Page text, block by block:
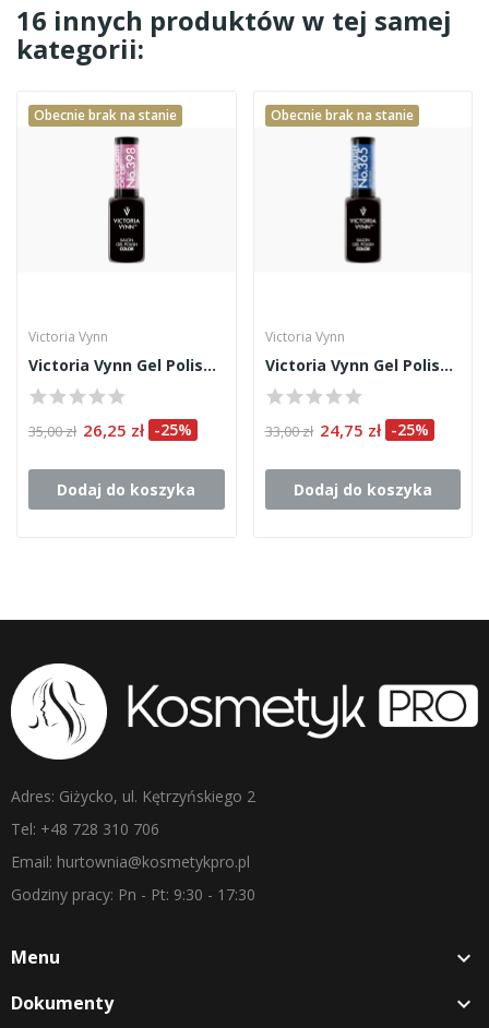
16 innych produktów w tej samej
kategorii:
Obecnie brak na stanie
Victoria Vynn
Victoria Vynn Gel Polish 398
35,00 zł 26,25 zł -25%
Dodaj do koszyka
Obecnie brak na stanie
Victoria Vynn
Victoria Vynn Gel Polish 365
33,00 zł 24,75 zł -25%
Dodaj do koszyka
Adres: Giżycko, ul. Kętrzyńskiego 2
Tel: +48 728 310 706
Email: hurtownia@kosmetykpro.pl
Godziny pracy: Pn - Pt: 9:30 - 17:30
Menu 
Dokumenty 